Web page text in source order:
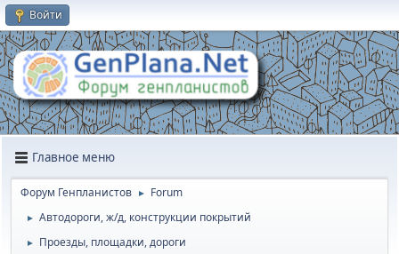
Войти
Главное меню
Форум Генпланистов ► Forum
► Автодороги, ж/д, конструкции покрытий
►
Проезды, площадки, дороги